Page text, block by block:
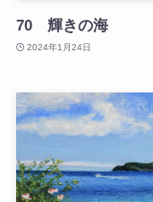
70 輝きの海
2024年1月24日